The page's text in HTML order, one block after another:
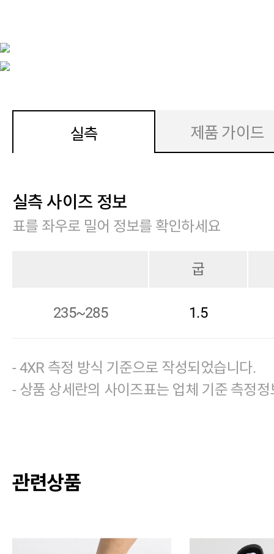
실측 제품 가이드
실측 사이즈 정보
표를 좌우로 밀어 정보를 확인하세요
굽
235~285 1.5
- 4XR 측정 방식 기준으로 작성되었습니다.
- 상품 상세란의 사이즈표는 업체 기준 측정정
관련상품